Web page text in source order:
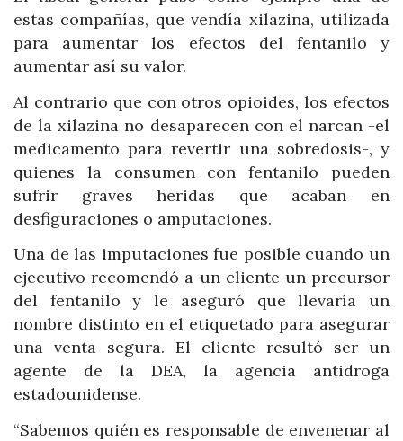
estas compañías, que vendía xilazina, utilizada
para aumentar los efectos del fentanilo y
aumentar así su valor.
Al contrario que con otros opioides, los efectos
de la xilazina no desaparecen con el narcan -el
medicamento para revertir una sobredosis-, y
quienes la consumen con fentanilo pueden
sufrir graves heridas que acaban en
desfiguraciones o amputaciones.
Una de las imputaciones fue posible cuando un
ejecutivo recomendó a un cliente un precursor
del fentanilo y le aseguró que llevaría un
nombre distinto en el etiquetado para asegurar
una venta segura. El cliente resultó ser un
agente de la DEA, la agencia antidroga
estadounidense.
“Sabemos quién es responsable de envenenar al